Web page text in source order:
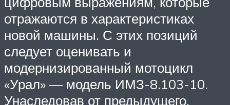
отражаются в характеристиках
новой машины. С этих позиций
следует оценивать и
модернизированный мотоцикл
«Урал» — модель ИМЗ-8.103-10.
Унаследовав от предыдущего,